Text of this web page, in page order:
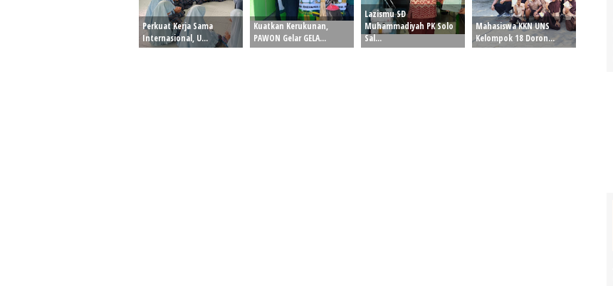
Perkuat Kerja Sama
Internasional, U...
Kuatkan Kerukunan,
PAWON Gelar GELA...
Lazismu SD
Muhammadiyah PK Solo
Sal...
Mahasiswa KKN UNS
Kelompok 18 Doron...